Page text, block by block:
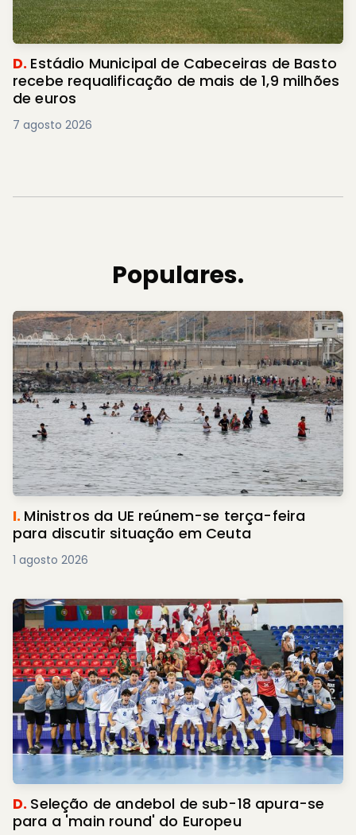
D. Estádio Municipal de Cabeceiras de Basto
recebe requalificação de mais de 1,9 milhões
de euros
7 agosto 2026
Populares.
I. Ministros da UE reúnem-se terça-feira
para discutir situação em Ceuta
1 agosto 2026
D. Seleção de andebol de sub-18 apura-se
para a 'main round' do Europeu